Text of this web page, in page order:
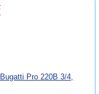
Pro 220В 3/4,